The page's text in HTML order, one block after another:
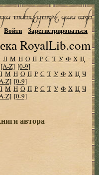
RoyalLib.com
Войти Зарегистрироваться
Л М Н О П Р С Т У Ф Х Ц
[A-Z] [0-9]
М Н О П Р С Т У Ф Х Ц Ч
Z] [0-9]
М Н О П Р С Т У Ф Х Ц Ч
Z] [0-9]
автора